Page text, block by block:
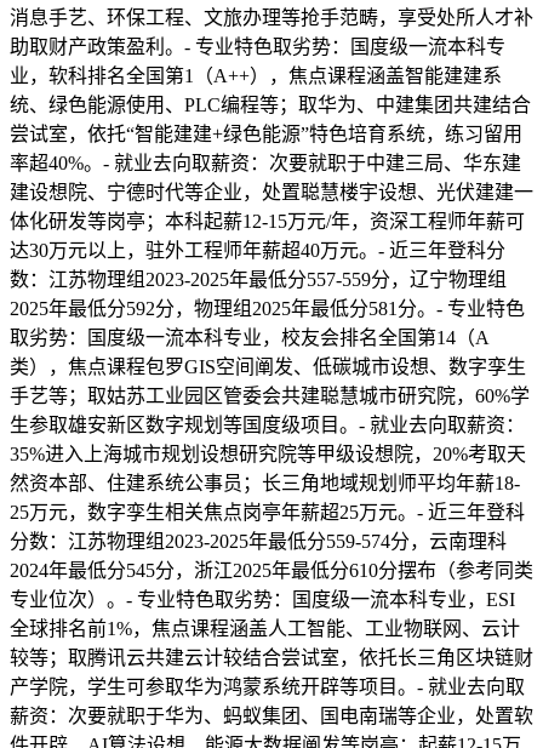
消息手艺、环保工程、文旅办理等抢手范畴，享受处所人才补
助取财产政策盈利。- 专业特色取劣势：国度级一流本科专
业，软科排名全国第1（A++），焦点课程涵盖智能建建系
统、绿色能源使用、PLC编程等；取华为、中建集团共建结合
尝试室，依托“智能建建+绿色能源”特色培育系统，练习留用
率超40%。- 就业去向取薪资：次要就职于中建三局、华东建
建设想院、宁德时代等企业，处置聪慧楼宇设想、光伏建建一
体化研发等岗亭；本科起薪12-15万元/年，资深工程师年薪可
达30万元以上，驻外工程师年薪超40万元。- 近三年登科分
数：江苏物理组2023-2025年最低分557-559分，辽宁物理组
2025年最低分592分，物理组2025年最低分581分。- 专业特色
取劣势：国度级一流本科专业，校友会排名全国第14（A
类），焦点课程包罗GIS空间阐发、低碳城市设想、数字孪生
手艺等；取姑苏工业园区管委会共建聪慧城市研究院，60%学
生参取雄安新区数字规划等国度级项目。- 就业去向取薪资：
35%进入上海城市规划设想研究院等甲级设想院，20%考取天
然资本部、住建系统公事员；长三角地域规划师平均年薪18-
25万元，数字孪生相关焦点岗亭年薪超25万元。- 近三年登科
分数：江苏物理组2023-2025年最低分559-574分，云南理科
2024年最低分545分，浙江2025年最低分610分摆布（参考同类
专业位次）。- 专业特色取劣势：国度级一流本科专业，ESI
全球排名前1%，焦点课程涵盖人工智能、工业物联网、云计
较等；取腾讯云共建云计较结合尝试室，依托长三角区块链财
产学院，学生可参取华为鸿蒙系统开辟等项目。- 就业去向取
薪资：次要就职于华为、蚂蚁集团、国电南瑞等企业，处置软